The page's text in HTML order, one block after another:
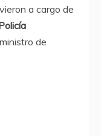
a cargo de
de